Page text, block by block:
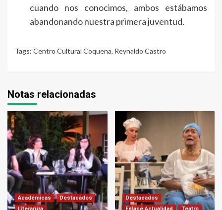
cuando nos conocimos, ambos estábamos
abandonando nuestra primera juventud.
Tags: Centro Cultural Coquena, Reynaldo Castro
Notas relacionadas
Académicas
Destacados
Literarura
Destacados
Enlace Actualidad
Teatro